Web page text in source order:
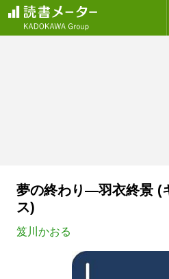
夢の終わり―羽衣終景 (
ス)
笈川かおる